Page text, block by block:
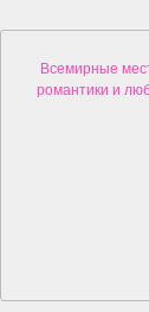
Всемирные
романтики и